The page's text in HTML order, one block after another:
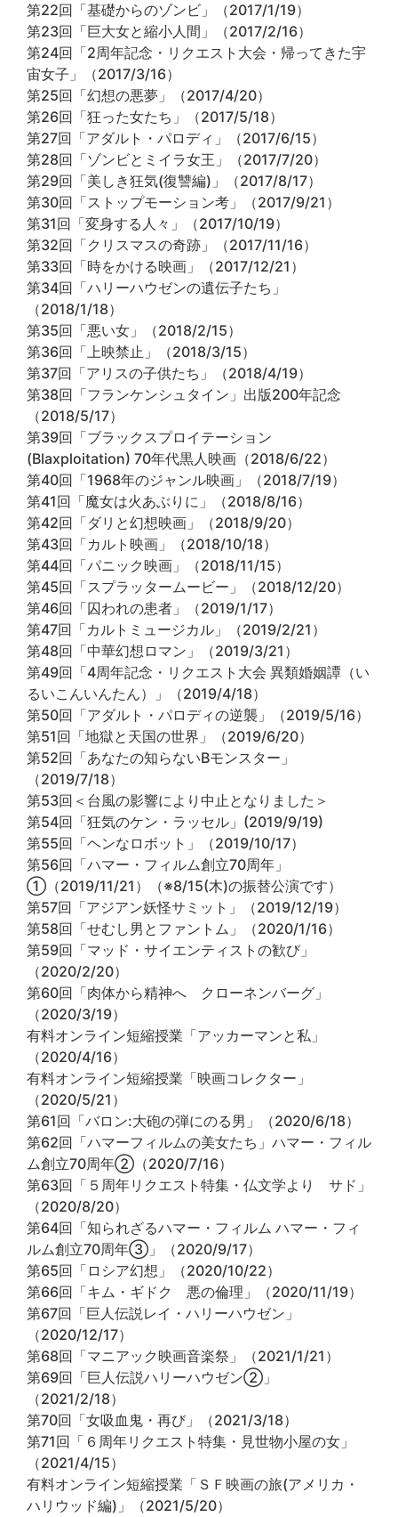
第22回「基礎からのゾンビ」（2017/1/19）
第23回「巨大女と縮小人間」（2017/2/16）
第24回「2周年記念・リクエスト大会・帰ってきた宇
宙女子」（2017/3/16）
第25回「幻想の悪夢」（2017/4/20）
第26回「狂った女たち」（2017/5/18）
第27回「アダルト・パロディ」（2017/6/15）
第28回「ゾンビとミイラ女王」（2017/7/20）
第29回「美しき狂気(復讐編)」（2017/8/17）
第30回「ストップモーション考」（2017/9/21）
第31回「変身する人々」（2017/10/19）
第32回「クリスマスの奇跡」（2017/11/16）
第33回「時をかける映画」（2017/12/21）
第34回「ハリーハウゼンの遺伝子たち」
（2018/1/18）
第35回「悪い女」（2018/2/15）
第36回「上映禁止」（2018/3/15）
第37回「アリスの子供たち」（2018/4/19）
第38回「フランケンシュタイン」出版200年記念
（2018/5/17）
第39回「ブラックスプロイテーション
(Blaxploitation) 70年代黒人映画（2018/6/22）
第40回「1968年のジャンル映画」（2018/7/19）
第41回「魔女は火あぶりに」（2018/8/16）
第42回「ダリと幻想映画」（2018/9/20）
第43回「カルト映画」（2018/10/18）
第44回「パニック映画」（2018/11/15）
第45回「スプラッタームービー」（2018/12/20）
第46回「囚われの患者」（2019/1/17）
第47回「カルトミュージカル」（2019/2/21）
第48回「中華幻想ロマン」（2019/3/21）
第49回「4周年記念・リクエスト大会 異類婚姻譚（い
るいこんいんたん）」（2019/4/18）
第50回「アダルト・パロディの逆襲」（2019/5/16）
第51回「地獄と天国の世界」（2019/6/20）
第52回「あなたの知らないBモンスター」
（2019/7/18）
第53回＜台風の影響により中止となりました＞
第54回「狂気のケン・ラッセル」(2019/9/19)
第55回「ヘンなロボット」（2019/10/17）
第56回「ハマー・フィルム創立70周年」
①（2019/11/21）（※8/15(木)の振替公演です）
第57回「アジアン妖怪サミット」（2019/12/19）
第58回「せむし男とファントム」（2020/1/16）
第59回「マッド・サイエンティストの歓び」
（2020/2/20）
第60回「肉体から精神へ クローネンバーグ」
（2020/3/19）
有料オンライン短縮授業「アッカーマンと私」
（2020/4/16）
有料オンライン短縮授業「映画コレクター」
（2020/5/21）
第61回「バロン:大砲の弾にのる男」（2020/6/18）
第62回「ハマーフィルムの美女たち」ハマー・フィル
ム創立70周年②（2020/7/16）
第63回「５周年リクエスト特集・仏文学より サド」
（2020/8/20）
第64回「知られざるハマー・フィルム ハマー・フィ
ルム創立70周年③」（2020/9/17）
第65回「ロシア幻想」（2020/10/22）
第66回「キム・ギドク 悪の倫理」（2020/11/19）
第67回「巨人伝説レイ・ハリーハウゼン」
（2020/12/17）
第68回「マニアック映画音楽祭」（2021/1/21）
第69回「巨人伝説ハリーハウゼン②」
（2021/2/18）
第70回「女吸血鬼・再び」（2021/3/18）
第71回「６周年リクエスト特集・見世物小屋の女」
（2021/4/15）
有料オンライン短縮授業「ＳＦ映画の旅(アメリカ・
ハリウッド編)」（2021/5/20）